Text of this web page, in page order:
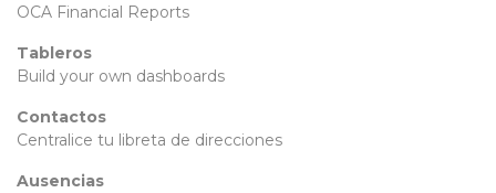
OCA Financial Reports
Tableros
Build your own dashboards
Contactos
Centralice tu libreta de direcciones
Ausencias